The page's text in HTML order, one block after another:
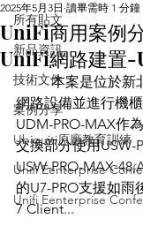
所有貼文
新品資訊
技術文件
案例分享
Ubiquiti原廠教育訓練
Unifi Eenterprise
Unifi Eenterprise
UniFi商用案例
UniFi網路建置-
2025年5月3日 讀畢需時 1 分鐘
	本案是位於新北市的教會,汰換舊有
網路設備並進行機
UDM-PRO-MAX作
交換部分使用USW-
USW-PRO-MAX-
的U7-PRO支援如雨
7 Client...